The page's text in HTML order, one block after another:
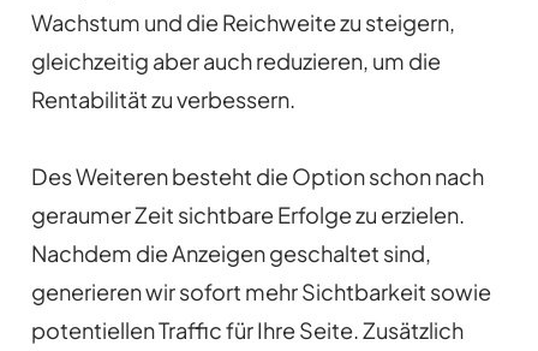
Wachstum und die Reichweite zu steigern,
gleichzeitig aber auch reduzieren, um die
Rentabilität zu verbessern.
Des Weiteren besteht die Option schon nach
geraumer Zeit sichtbare Erfolge zu erzielen.
Nachdem die Anzeigen geschaltet sind,
generieren wir sofort mehr Sichtbarkeit sowie
potentiellen Traffic für Ihre Seite. Zusätzlich